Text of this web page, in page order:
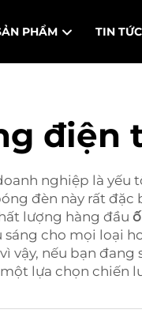
PHẨM TIN TỨC
điện
nghiệp là yếu
đèn này rất
lượng hàng đầu
cho mọi loại
nếu bạn
lựa chọn chiến